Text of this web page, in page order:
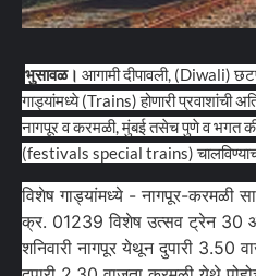
भुसावळ। आगामी दीपावली, (Diwali)
गाड्यांमध्ये (Trains) होणारी प्रवाशांची
नागपूर व करमळी, मुंबई तसेच पुणे व भगत
(festivals special trains)
विशेष गाड्यांमध्ये - नागपूर-करमळी
क्र. 01239 विशेष उत्सव ट्रेन 30
शनिवारी नागपूर येथून दुपारी 3.50